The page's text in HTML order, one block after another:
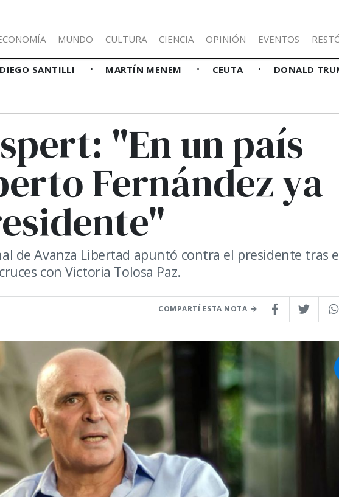
MUNDO CULTURA CIENCIA OPINIÓN EVENTOS
DIEGO SANTILLI MARTÍN MENEM CEUTA DONALD
"En un país
Fernández ya
de Avanza Libertad apuntó contra el presidente tras
con Victoria Tolosa Paz.
COMPARTÍ ESTA NOTA